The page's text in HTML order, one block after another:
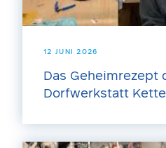
12 JUNI 2026
Das Geheimrezept
Dorfwerkstatt